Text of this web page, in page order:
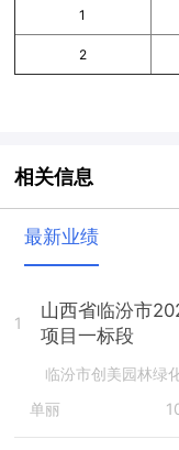
1
2
相关信息
最新业绩
1
山西省临汾市
项目一标段
临汾市创美园林绿
单丽